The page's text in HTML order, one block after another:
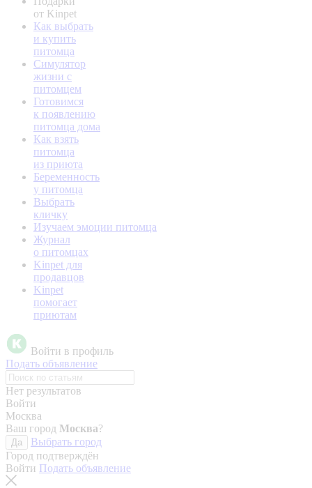
от Kinpet
Как выбрать
и купить
питомца
Симулятор
жизни с
питомцем
Готовимся
к появлению
питомца дома
Как взять
питомца
из приюта
Беременность
у питомца
Выбрать
кличку
Изучаем эмоции питомца
Журнал
о питомцах
Kinpet для
продавцов
Kinpet
помогает
приютам
Войти в профиль
Подать объявление
Нет результатов
Войти
Москва
Ваш город Москва?
Да
Выбрать город
Город подтверждён
Войти Подать объявление